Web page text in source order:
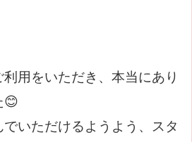
用をいただき、本当にあり
😊
いただけるようよう、スタ